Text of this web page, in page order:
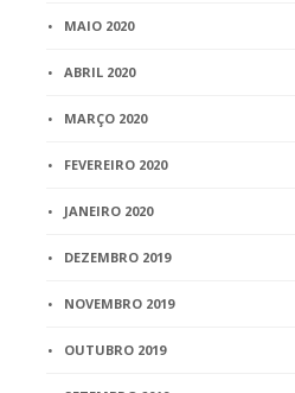
MAIO 2020
ABRIL 2020
MARÇO 2020
FEVEREIRO 2020
JANEIRO 2020
DEZEMBRO 2019
NOVEMBRO 2019
OUTUBRO 2019